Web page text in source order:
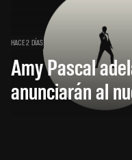
HACE 2 DÍAS
Amy Pascal
anunciarán al